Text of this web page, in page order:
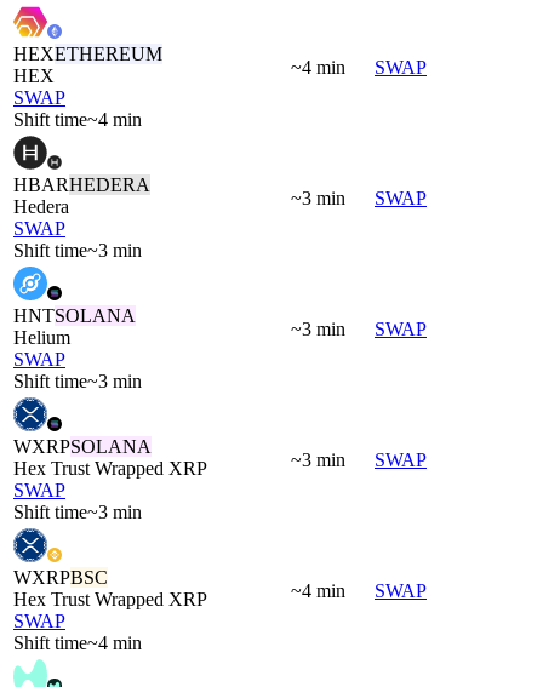
HEXETHEREUM
HEX
SWAP
Shift time~4 min
~4 min SWAP
HBARHEDERA
Hedera
SWAP
Shift time~3 min
~3 min SWAP
HNTSOLANA
Helium
SWAP
Shift time~3 min
~3 min SWAP
WXRPSOLANA
Hex Trust Wrapped XRP
SWAP
Shift time~3 min
~3 min SWAP
WXRPBSC
Hex Trust Wrapped XRP
SWAP
Shift time~4 min
~4 min SWAP